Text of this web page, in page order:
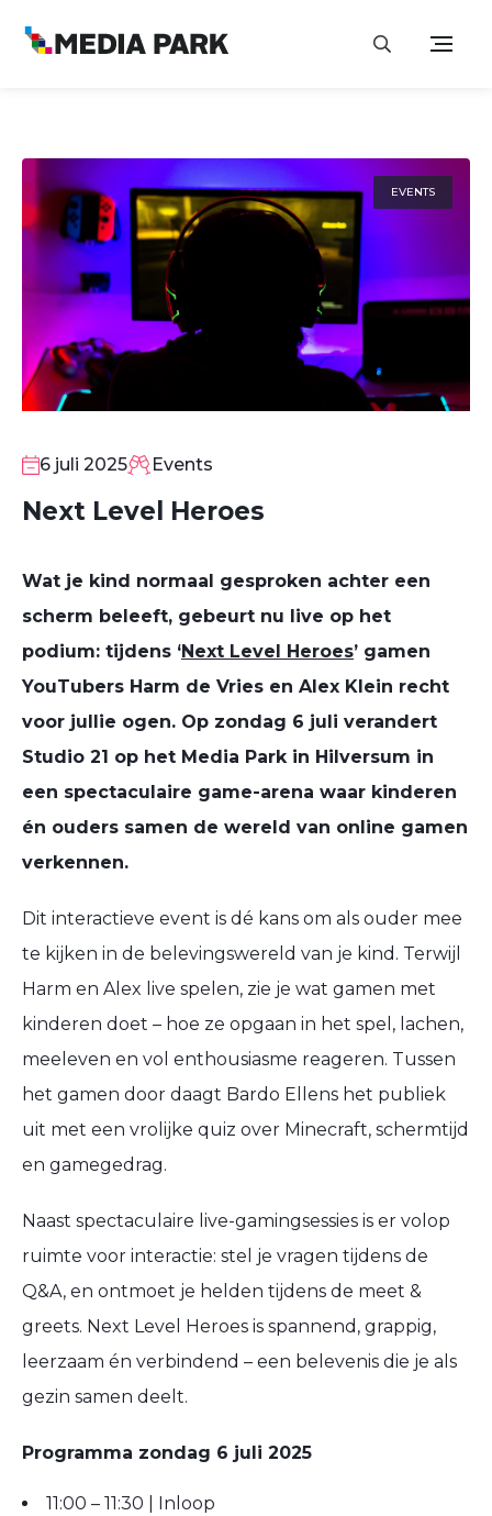
EVENTS
JUL6 juli 2025 Events
Next Level Heroes
Wat je kind normaal gesproken achter een
scherm beleeft, gebeurt nu live op het
podium: tijdens ‘Next Level Heroes’ gamen
YouTubers Harm de Vries en Alex Klein recht
voor jullie ogen. Op zondag 6 juli verandert
Studio 21 op het Media Park in Hilversum in
een spectaculaire game-arena waar kinderen
én ouders samen de wereld van online gamen
verkennen.
Dit interactieve event is dé kans om als ouder mee
te kijken in de belevingswereld van je kind. Terwijl
Harm en Alex live spelen, zie je wat gamen met
kinderen doet – hoe ze opgaan in het spel, lachen,
meeleven en vol enthousiasme reageren. Tussen
het gamen door daagt Bardo Ellens het publiek
uit met een vrolijke quiz over Minecraft, schermtijd
en gamegedrag.
Naast spectaculaire live-gamingsessies is er volop
ruimte voor interactie: stel je vragen tijdens de
Q&A, en ontmoet je helden tijdens de meet &
greets. Next Level Heroes is spannend, grappig,
leerzaam én verbindend – een belevenis die je als
gezin samen deelt.
Programma zondag 6 juli 2025
11:00 – 11:30 | Inloop